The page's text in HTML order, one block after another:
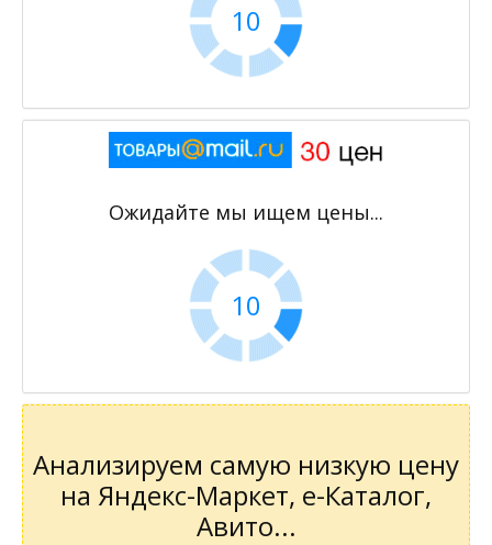
9
Ожидайте мы ищем цены...
9
Анализируем самую низкую цену
на Яндекс-Маркет, е-Каталог,
Авито...